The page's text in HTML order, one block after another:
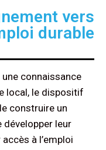
vers
durable
connaissance
local, le dispositif
construire un
leur
à l’emploi